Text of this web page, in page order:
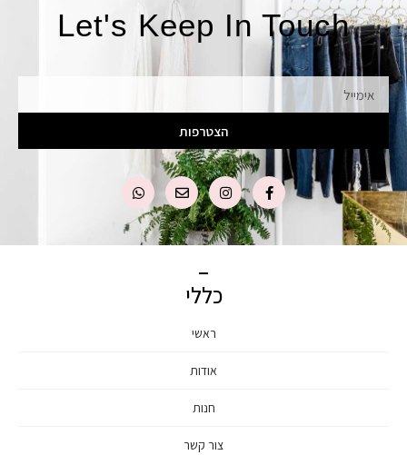
Let's Keep In Touch
אימייל
הצטרפות
כללי
ראשי
אודות
חנות
צור קשר